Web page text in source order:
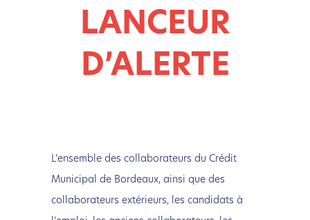
LANCEUR
D’ALERTE
L’ensemble des collaborateurs du Crédit
Municipal de Bordeaux, ainsi que des
collaborateurs extérieurs, les candidats à